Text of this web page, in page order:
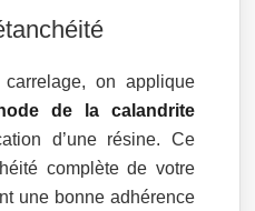
on applique
de la calandrite
d’une résine. Ce
complète de votre
une bonne adhérence